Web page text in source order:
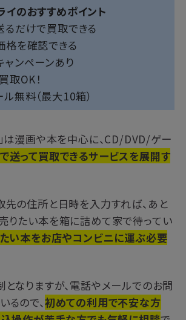
のおすすめポイント
るだけで買取できる
格を確認できる
ャンペーンあり
取OK！
無料（最大10箱）
」は漫画や本を中心に、CD/DVD/ゲー
送って買取できるサービスを展開す
先の住所と日時を入力すれば、あと
りたい本を箱に詰めて家で待ってい
い本をお店やコンビニに運ぶ必要
となりますが、電話やメールでのお問
るので、初めての利用で不安な方